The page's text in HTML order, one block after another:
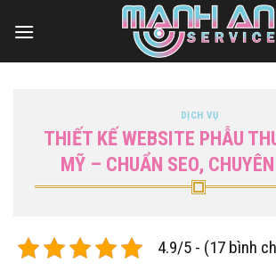
qua
DỊCH VỤ
THIẾT KẾ WEBSITE PHẪU
MỸ – CHUẨN SEO,
4.9/5 - (17 bình